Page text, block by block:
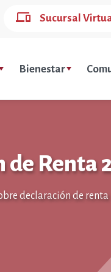
devices Sucursal
Bienestar
de Renta
declaración de renta